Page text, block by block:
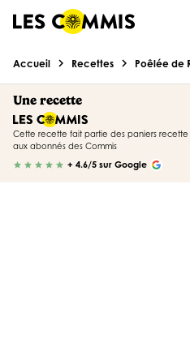
Accueil chevron_right Recettes chevron_right Poêlée de
Une recette
Cette recette fait partie des paniers recette
aux abonnés des Commis
star star star star star + 4.6/5 sur Google